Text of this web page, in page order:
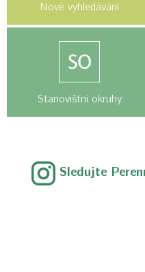
Nové vyhledávání
Stanovištní okruhy
Sledujte